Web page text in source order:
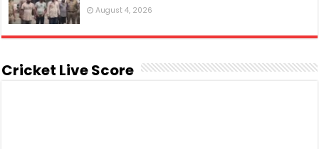
August 4, 2026
Cricket Live Score